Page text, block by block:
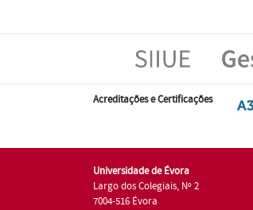
Acreditações e Certificações
Universidade de Évora
Largo dos Colegiais, Nº 2
7004-516 Évora